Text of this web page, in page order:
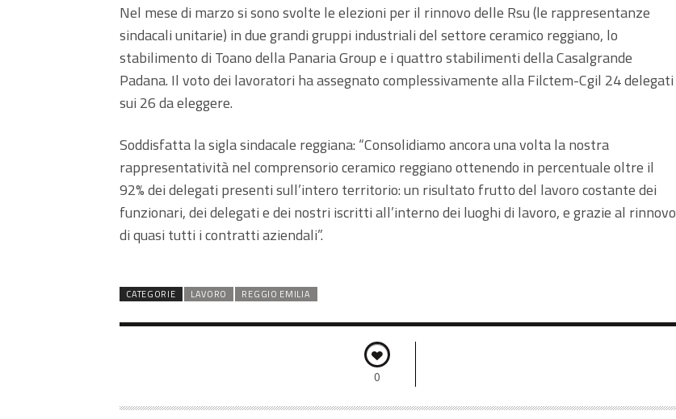
Nel mese di marzo si sono svolte le elezioni per il rinnovo delle Rsu (le rappresentanze
sindacali unitarie) in due grandi gruppi industriali del settore ceramico reggiano, lo
stabilimento di Toano della Panaria Group e i quattro stabilimenti della Casalgrande
Padana. Il voto dei lavoratori ha assegnato complessivamente alla Filctem-Cgil 24 delegati
sui 26 da eleggere.
Soddisfatta la sigla sindacale reggiana: “Consolidiamo ancora una volta la nostra
rappresentatività nel comprensorio ceramico reggiano ottenendo in percentuale oltre il
92% dei delegati presenti sull’intero territorio: un risultato frutto del lavoro costante dei
funzionari, dei delegati e dei nostri iscritti all’interno dei luoghi di lavoro, e grazie al rinnovo
di quasi tutti i contratti aziendali”.
CATEGORIE LAVORO REGGIO EMILIA
0